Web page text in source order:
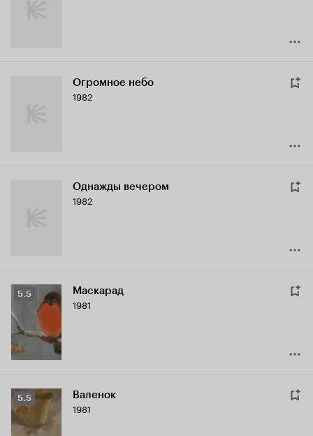
Огромное небо
1982
Однажды вечером
1982
Рейтинг
Кинопоиска
5.5
5.5 Маскарад
1981
Рейтинг
5.5
5.5 Валенок
1981